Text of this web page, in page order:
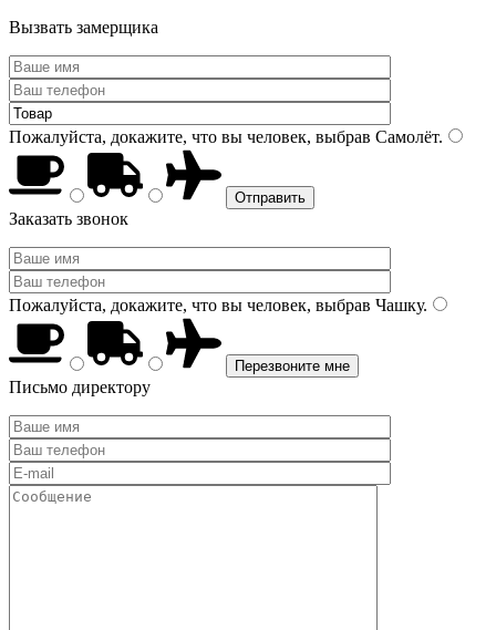
Вызвать замерщика
Пожалуйста, докажите, что вы человек, выбрав Самолёт.
Заказать звонок
Пожалуйста, докажите, что вы человек, выбрав Чашку.
Письмо директору